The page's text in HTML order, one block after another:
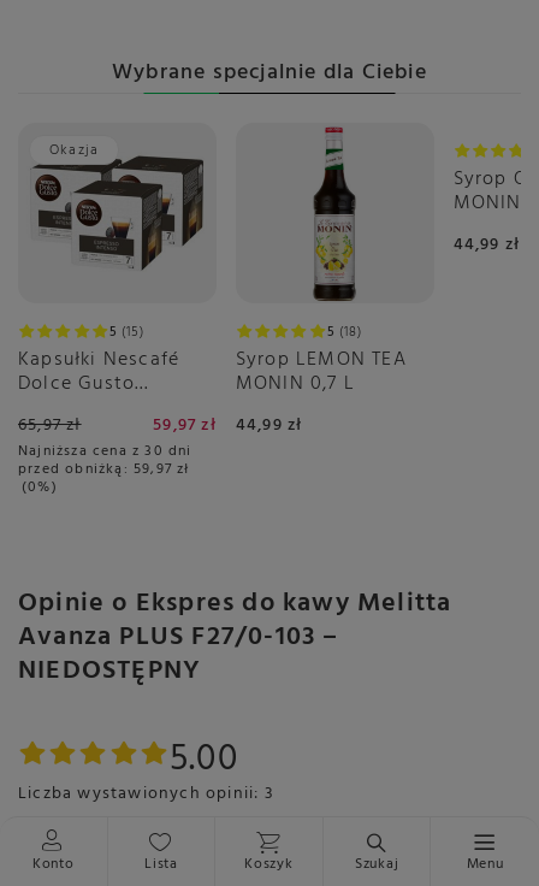
Wybrane specjalnie dla Ciebie
Okazja
5 15
Kapsułki Nescafé
Dolce Gusto
3x16 sztuk
65,97 zł 59,97 zł
Najniższa cena z 30 dni
przed obniżką: 59,97 zł
0%
5 18
Syrop LEMON TEA
MONIN 0,7 L
44,99 zł
Syrop
MONIN
44,99 zł
Opinie o Ekspres do kawy Melitta
Avanza PLUS F27/0-103 –
NIEDOSTĘPNY
5.00
Liczba wystawionych opinii: 3
Pokaż tylko opinie potwierdzone zakupem
Konto Lista Koszyk Szukaj Menu